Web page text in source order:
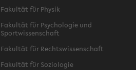
Fakultät für Physik
Fakultät für Psychologie und
Sportwissenschaft
Fakultät für Rechtswissenschaft
Fakultät für Soziologie